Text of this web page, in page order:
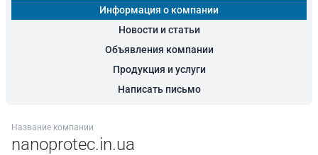
Информация о компании
Новости и статьи
Объявления компании
Продукция и услуги
Написать письмо
Название компании
nanoprotec.in.ua